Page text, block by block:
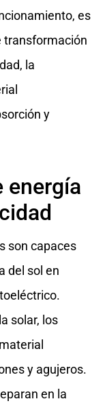
es
transformación
la
y
energía
son capaces
del sol en
solar, los
y agujeros.
en la